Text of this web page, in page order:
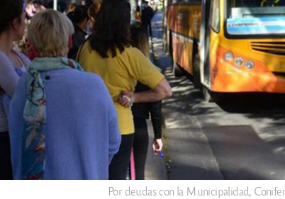
Por deudas con la Municipalidad,